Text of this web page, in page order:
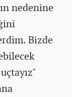
nedenine
Bizde